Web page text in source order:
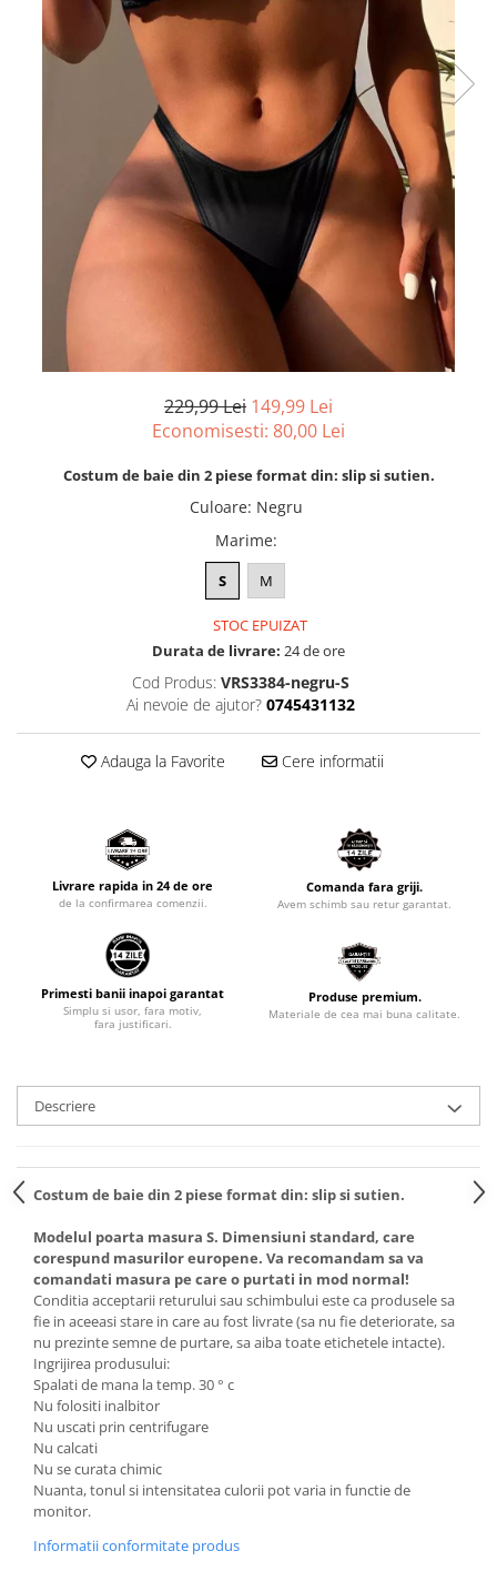
229,99 Lei 149,99 Lei
Economisesti: 80,00 Lei
Costum de baie din 2 piese format din: slip si sutien.
Culoare: Negru
Marime:
S M
STOC EPUIZAT
Durata de livrare: 24 de ore
Cod Produs: VRS3384-negru-S
Ai nevoie de ajutor? 0745431132
Adauga la Favorite Cere informatii
Livrare rapida in 24 de ore
de la confirmarea comenzii.
Comanda fara griji.
Avem schimb sau retur garantat.
Primesti banii inapoi garantat
Simplu si usor, fara motiv,
fara justificari.
Produse premium.
Materiale de cea mai buna calitate.
Descriere
Costum de baie din 2 piese format din: slip si sutien.
Modelul poarta masura S. Dimensiuni standard, care
corespund masurilor europene. Va recomandam sa va
comandati masura pe care o purtati in mod normal!
Conditia acceptarii returului sau schimbului este ca produsele sa
fie in aceeasi stare in care au fost livrate (sa nu fie deteriorate, sa
nu prezinte semne de purtare, sa aiba toate etichetele intacte).
Ingrijirea produsului:
Spalati de mana la temp. 30 ° c
Nu folositi inalbitor
Nu uscati prin centrifugare
Nu calcati
Nu se curata chimic
Nuanta, tonul si intensitatea culorii pot varia in functie de
monitor.
Informatii conformitate produs